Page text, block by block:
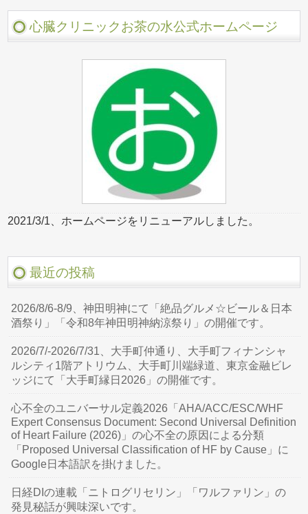
心臓クリニックお茶の水公式ホームページ
2021/3/1、ホームページをリニューアルしました。
最近の投稿
2026/8/6-8/9、神田明神にて「絶品グルメ☆ビール＆日本
酒祭り」「令和8年神田明神納涼祭り」の開催です。
2026/7/-2026/7/31、大手町仲通り、大手町フィナンシャ
ルシティ1階アトリウム、大手町川端緑道、東京金融ビレ
ッジにて「大手町縁日2026」の開催です。
心不全のユニバーサル定義2026「AHA/ACC/ESC/WHF
Expert Consensus Document: Second Universal Definition
of Heart Failure (2026)」の心不全の原因による分類
「Proposed Universal Classification of HF by Cause」に
Google日本語訳を掛けました。
日経DIの連載「ニトログリセリン」「ワルファリン」の
発見秘話が興味深いです。